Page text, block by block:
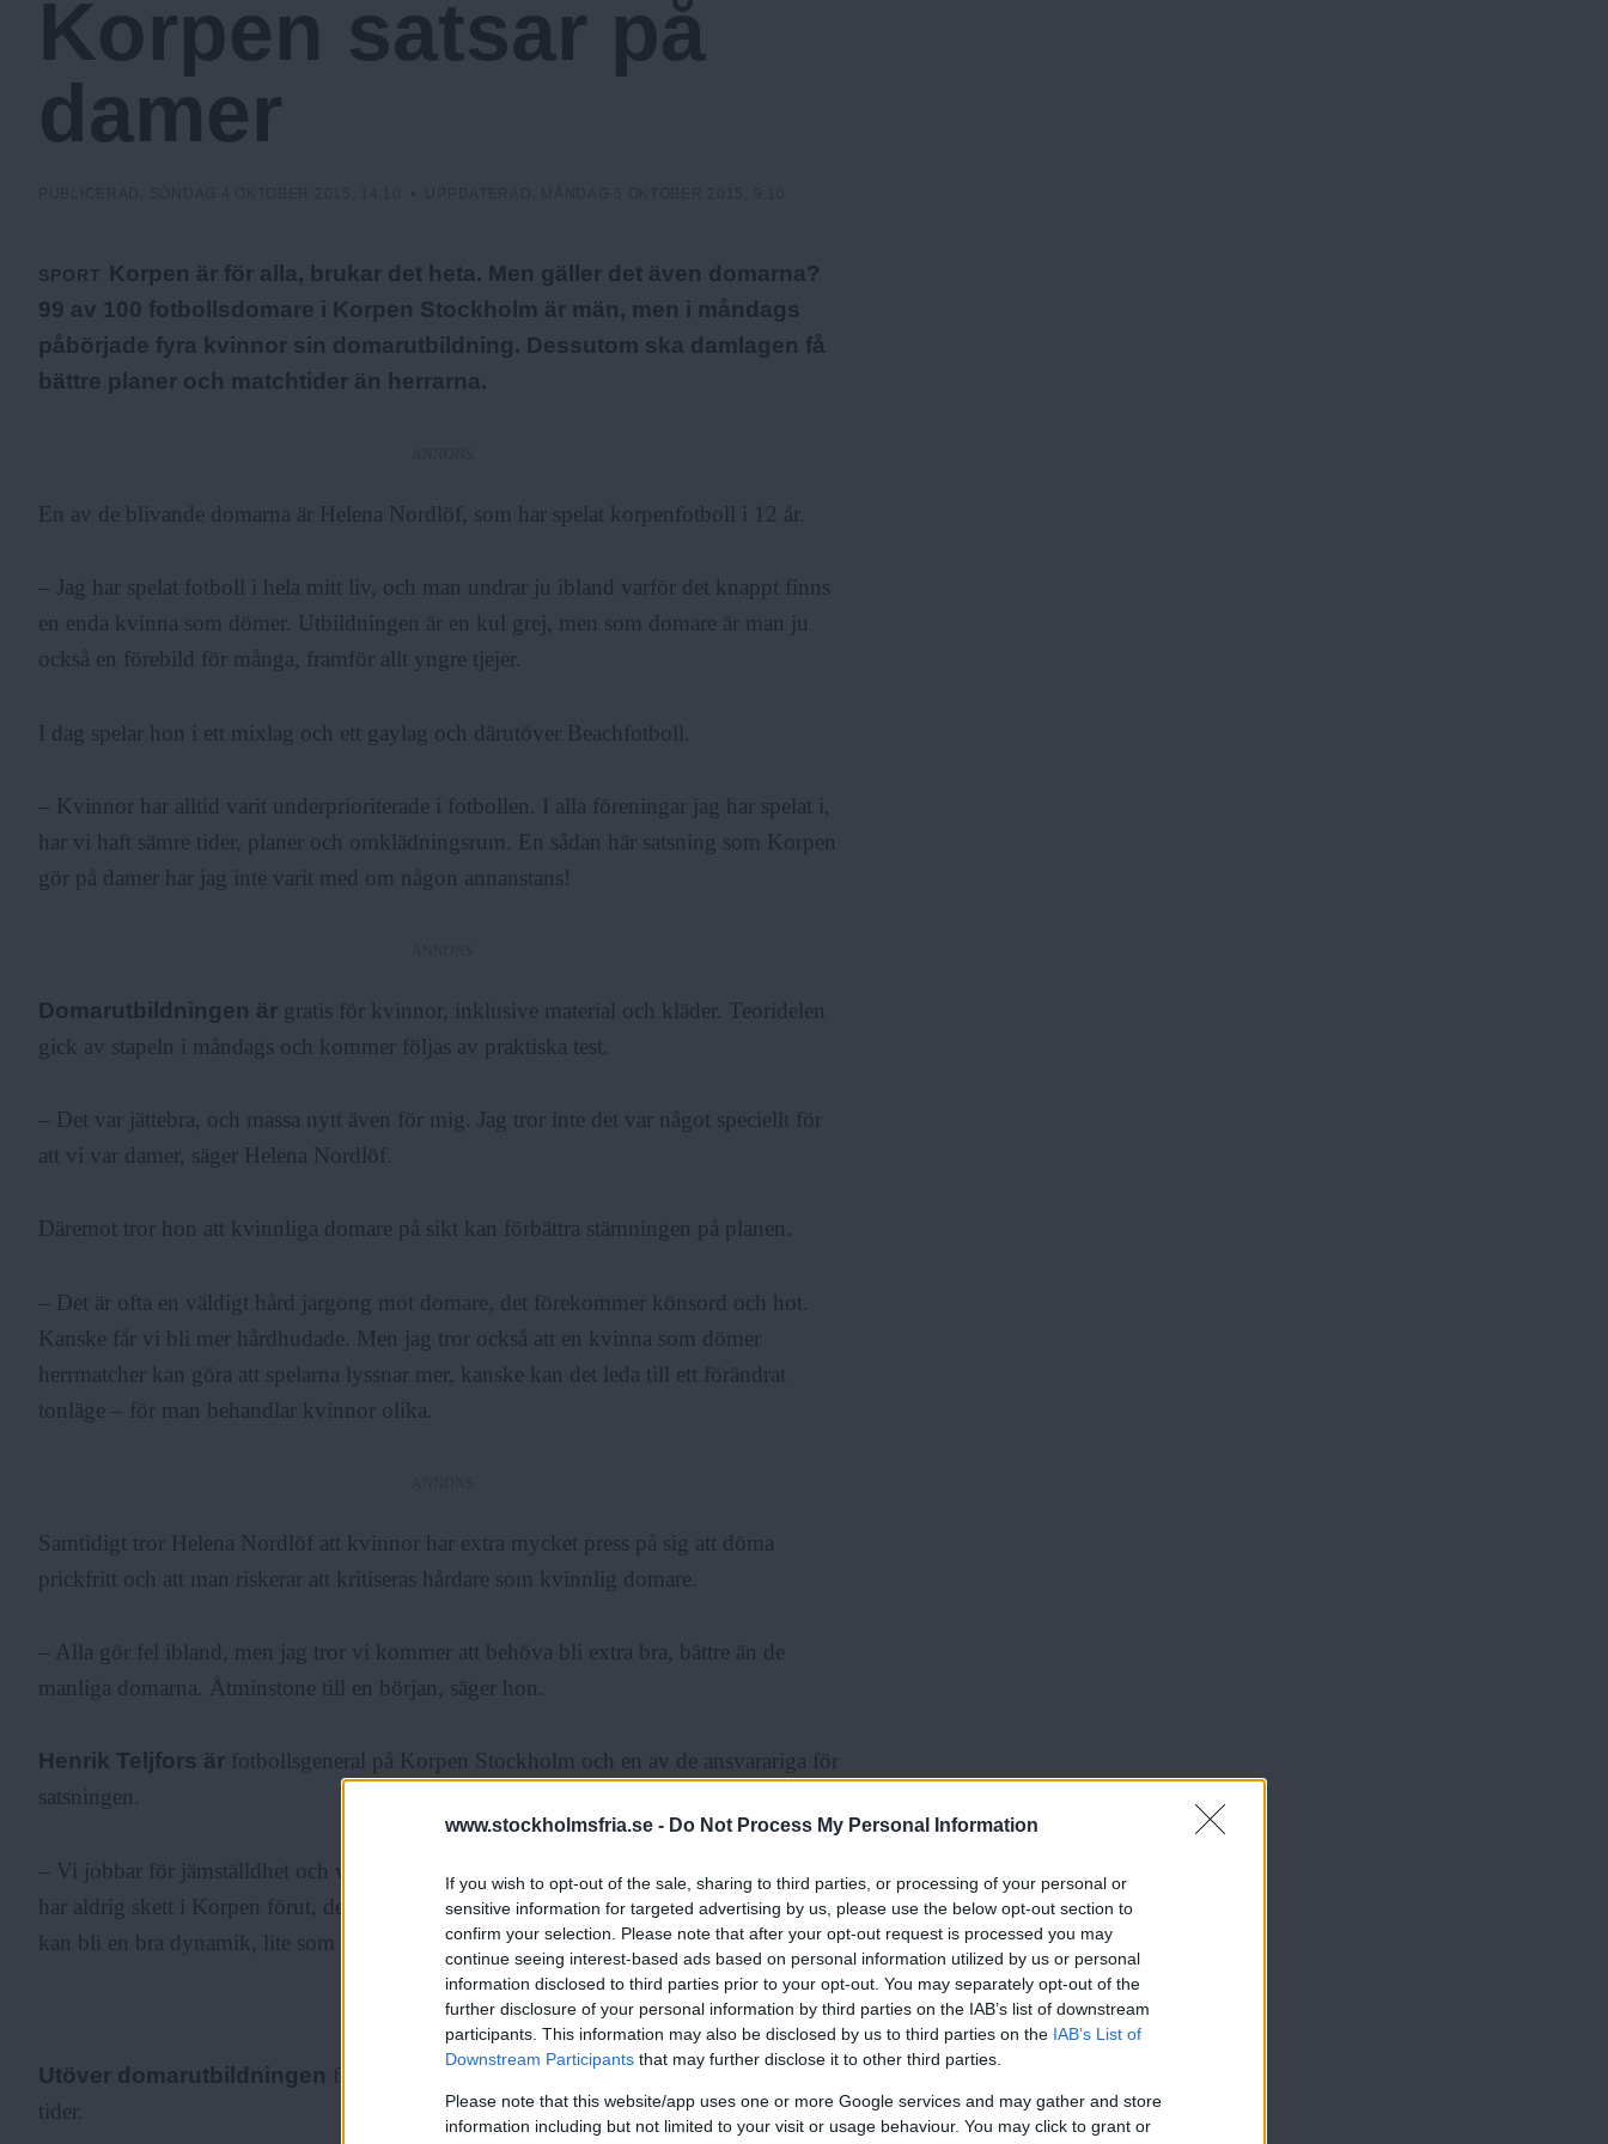
www.stockholmsfria.se - Do Not Process My Personal Information
If you wish to opt-out of the sale, sharing to third parties, or processing of your personal or
sensitive information for targeted advertising by us, please use the below opt-out section to
confirm your selection. Please note that after your opt-out request is processed you may
continue seeing interest-based ads based on personal information utilized by us or personal
information disclosed to third parties prior to your opt-out. You may separately opt-out of the
further disclosure of your personal information by third parties on the IAB’s list of downstream
participants. This information may also be disclosed by us to third parties on the IAB’s List of
Downstream Participants that may further disclose it to other third parties.
Please note that this website/app uses one or more Google services and may gather and store
information including but not limited to your visit or usage behaviour. You may click to grant or
c
k
o
l
s
F
r
i
a
Korpen satsar på
damer
SPORT
Korpen är för alla, brukar det heta. Men gäller det även domarna?
99 av 100 fotbollsdomare i Korpen Stockholm är män, men i måndags
påbörjade fyra kvinnor sin domarutbildning. Dessutom ska damlagen få
bättre planer och matchtider än herrarna.
En av de blivande domarna är Helena Nordlöf, som har spelat korpenfotboll i 12 år.
– Jag har spelat fotboll i hela mitt liv, och man undrar ju ibland varför det knappt finns
en enda kvinna som dömer. Utbildningen är en kul grej, men som domare är man ju
också en förebild för många, framför allt yngre tjejer.
I dag spelar hon i ett mixlag och ett gaylag och därutöver Beachfotboll.
– Kvinnor har alltid varit underprioriterade i fotbollen. I alla föreningar jag har spelat i,
har vi haft sämre tider, planer och omklädningsrum. En sådan här satsning som Korpen
gör på damer har jag inte varit med om någon annanstans!
Domarutbildningen är gratis för kvinnor, inklusive material och kläder. Teoridelen
gick av stapeln i måndags och kommer följas av praktiska test.
– Det var jättebra, och massa nytt även för mig. Jag tror inte det var något speciellt för
att vi var damer, säger Helena Nordlöf.
Däremot tror hon att kvinnliga domare på sikt kan förbättra stämningen på planen.
– Det är ofta en väldigt hård jargong mot domare, det förekommer könsord och hot.
Kanske får vi bli mer hårdhudade. Men jag tror också att en kvinna som dömer
herrmatcher kan göra att spelarna lyssnar mer, kanske kan det leda till ett förändrat
tonläge – för man behandlar kvinnor olika.
Samtidigt tror Helena Nordlöf att kvinnor har extra mycket press på sig att döma
prickfritt och att man riskerar att kritiseras hårdare som kvinnlig domare.
– Alla gör fel ibland, men jag tror vi kommer att behöva bli extra bra, bättre än de
manliga domarna. Åtminstone till en början, säger hon.
Henrik Teljfors är fotbollsgeneral på Korpen Stockholm och en av de ansvarariga för
satsningen.
– Vi jobbar för jämställdhet och vill skapa kvinnliga förebilder. Att tjejer dömer herrlag
har aldrig skett i Korpen förut, det ska bli spännande att se hur det faller ut. Jag tror det
kan bli en bra dynamik, lite som när en kvinnlig chef styr över män.
ANNONS
Utöver domarutbildningen för kvinnor görs en stor omprioritering av planer och
tider.